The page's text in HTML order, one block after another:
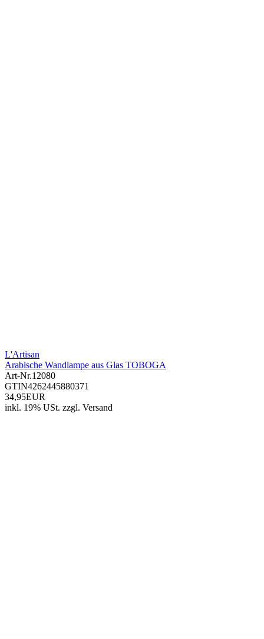
L'Artisan
Arabische Wandlampe aus Glas TOBOGA
Art-Nr.12080
GTIN4262445880371
34,95EUR
inkl. 19% USt. zzgl. Versand